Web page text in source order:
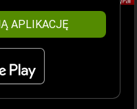
APLIKACJĘ